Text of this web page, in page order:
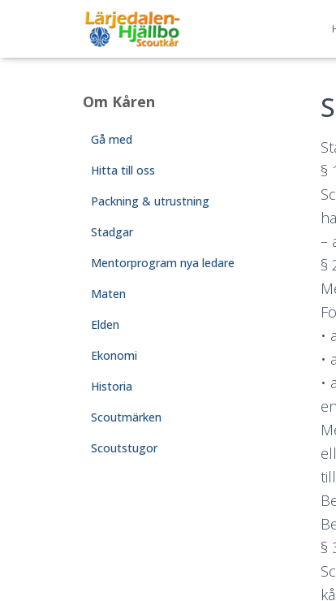
Om Kåren
Gå med
Hitta till oss
Packning & utrustning
Stadgar
Mentorprogram nya ledare
Maten
Elden
Ekonomi
Historia
Scoutmärken
Scoutstugor
§
–
§
•
•
•
§